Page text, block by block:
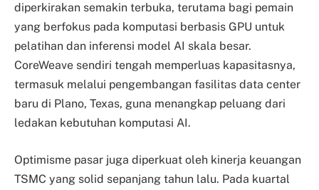
diperkirakan semakin terbuka, terutama bagi pemain
yang berfokus pada komputasi berbasis GPU untuk
pelatihan dan inferensi model AI skala besar.
CoreWeave sendiri tengah memperluas kapasitasnya,
termasuk melalui pengembangan fasilitas data center
baru di Plano, Texas, guna menangkap peluang dari
ledakan kebutuhan komputasi AI.
Optimisme pasar juga diperkuat oleh kinerja keuangan
TSMC yang solid sepanjang tahun lalu. Pada kuartal